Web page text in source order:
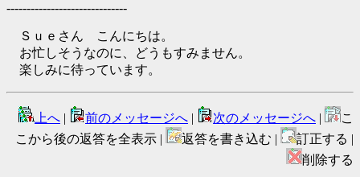
------------------------------
Ｓｕｅさん こんにちは。
お忙しそうなのに、どうもすみません。
楽しみに待っています。
上へ | 前のメッセージへ | 次のメッセージへ |
こ
こから後の返答を全表示 |
返答を書き込む |
訂正する |
削除する